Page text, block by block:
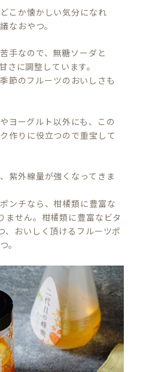
こか懐かしい気分になれ
なおやつ。
手なので、無糖ソーダと
さに調整しています。
節のフルーツのおいしさも
ヨーグルト以外にも、この
作りに役立つので重宝して
紫外線量が強くなってきま
ンチなら、柑橘類に豊富な
ません。柑橘類に豊富なビタ
、おいしく頂けるフルーツポ
。